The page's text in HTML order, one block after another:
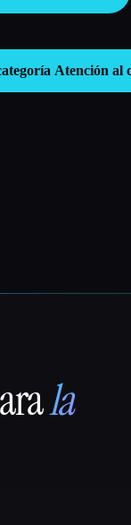
Atención al
la